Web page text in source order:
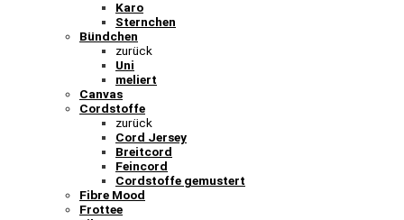
Karo
Sternchen
Bündchen
zurück
Uni
meliert
Canvas
Cordstoffe
zurück
Cord Jersey
Breitcord
Feincord
Cordstoffe gemustert
Fibre Mood
Frottee